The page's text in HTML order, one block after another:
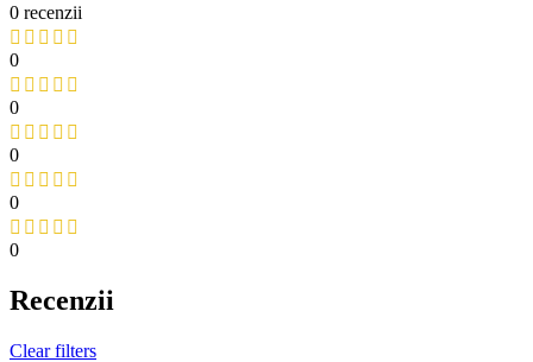
0 recenzii
0
0
0
0
0
Recenzii
Clear filters